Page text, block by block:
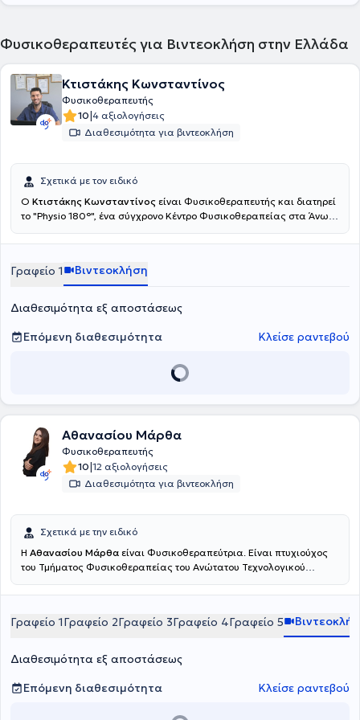
Φυσικοθεραπευτές για Βιντεοκλήση στην Ελλάδα
Κτιστάκης Κωνσταντίνος
Φυσικοθεραπευτής
10|4 αξιολογήσεις
Διαθεσιμότητα για βιντεοκλήση
Σχετικά με τον ειδικό
Ο Κτιστάκης Κωνσταντίνος είναι Φυσικοθεραπευτής και διατηρεί
το "Physio 180°", ένα σύγχρονο Κέντρο Φυσικοθεραπείας στα Άνω
αποκατάσταση αθλητικών τραυμάτων και τη βελτίωση της
φυσικοθεραπεία, βελονισμό και εξειδικευμένες τεχνικές
κινητοποίησης, προσαρμοσμένες στις ανάγκες του κάθε
ασθενούς.Ο απώτερος στόχος της θεραπείας τους είναι η πλήρη
επάνοδός σας στις καθημερινές και επαγγελματικές σας
δραστηριότητες, χωρίς πόνο και με βελτιωμένη λειτουργικότητα.
Γραφείο 1 Βιντεοκλήση
Διαθεσιμότητα εξ αποστάσεως
Επόμενη διαθεσιμότητα
Κλείσε ραντεβού
Αθανασίου Μάρθα
Φυσικοθεραπευτής
10|12 αξιολογήσεις
Διαθεσιμότητα για βιντεοκλήση
Σχετικά με την ειδικό
Η Αθανασίου Μάρθα είναι Φυσικοθεραπεύτρια. Είναι πτυχιούχος
του Τμήματος Φυσικοθεραπείας του Ανώτατου Τεχνολογικού
πρακτική της άσκηση στο Γενικό Νοσοκομείο Αττικής ΚΑΤ. Είναι
Instructor (AF Studies - PMA), στο Clinical Pilates (ΚΕΔΙΒΙΜ
Epimorfosis - ΕΟΠΠΕΠ) και ως Personal Trainer (HNFC - NASM).
Επιπλέον, είναι κάτοχος διπλώματος στον Βιοϊατρικό Βελονισμό
από το Πανεπιστήμιο Δυτικής Αττικής και έχει εκπαιδευτεί στο
Manual Therapy από σχολή πιστοποιημένη από τη Διεθνή
Ομοσπονδία Μυοσκελετικής Φυσικοθεραπείας (IFOMPT),
Γραφείο 1Γραφείο 2Γραφείο 3Γραφείο 4Γραφείο 5
Διαθεσιμότητα εξ αποστάσεως
Επόμενη διαθεσιμότητα
Κλείσε ραντεβού